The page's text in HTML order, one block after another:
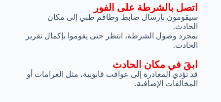
ابقَ في مكان الحادث
قد تؤدي المغادرة إلى عواقب قانونية، مثل الغرامات أو
المخالفات الإضافية.
اتصل بالشرطة على الفور
سيقومون بإرسال ضابط وطاقم طبي إلى مكان
الحادث.
بمجرد وصول الشرطة، انتظر حتى يقوموا بإكمال تقرير
الحادث.